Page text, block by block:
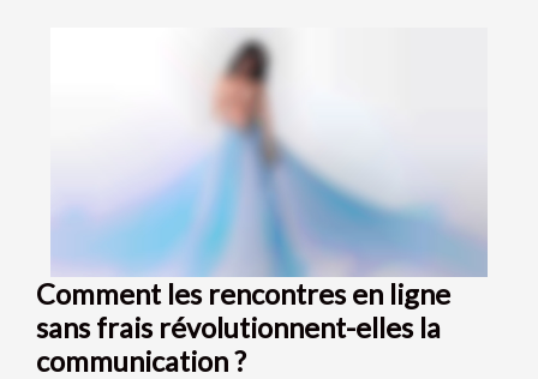
Comment les rencontres en ligne
sans frais révolutionnent-elles la
communication ?